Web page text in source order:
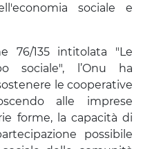
sociale e
76/135 intitolata "Le
sociale", l’Onu ha
le cooperative
alle imprese
forme, la capacità di
possibile